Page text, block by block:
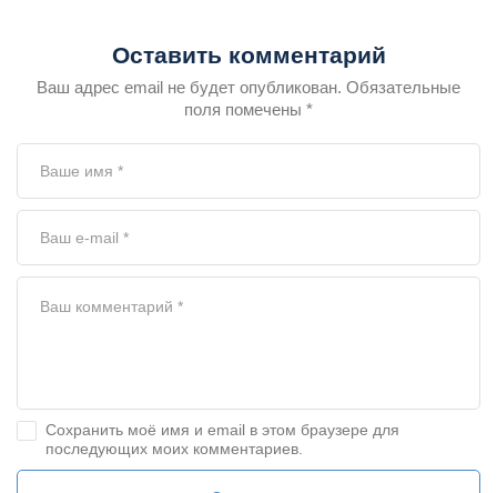
Оставить комментарий
Ваш адрес email не будет опубликован. Обязательные
поля помечены *
Сохранить моё имя и email в этом браузере для
последующих моих комментариев.